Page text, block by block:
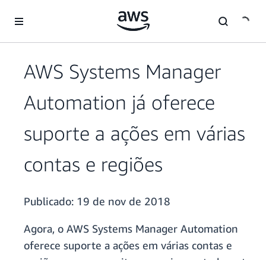
Pular para o conteúdo principal
AWS Systems Manager
Automation já oferece
suporte a ações em várias
contas e regiões
Publicado: 19 de nov de 2018
Agora, o AWS Systems Manager Automation
oferece suporte a ações em várias contas e